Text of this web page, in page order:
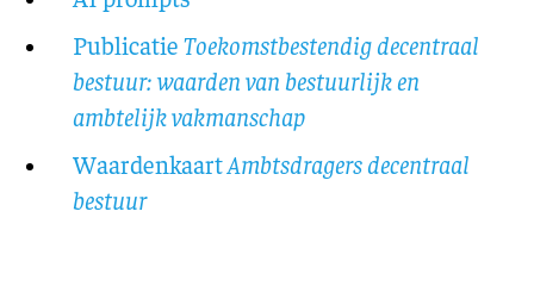
PublicatieToekomstbestendig decentraal
bestuur: waarden van bestuurlijk en
ambtelijk vakmanschap
WaardenkaartAmbtsdragers decentraal
bestuur